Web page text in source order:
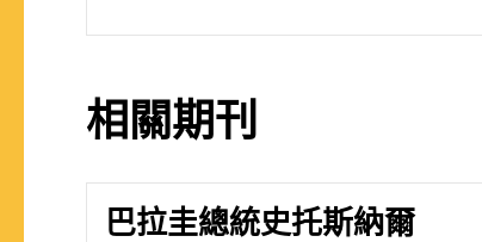
相關期刊
巴拉圭總統史托斯納爾